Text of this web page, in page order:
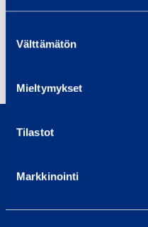
valinta
Välttämätön
Mieltymykset
Tilastot
Markkinointi
Soita meille, olemme